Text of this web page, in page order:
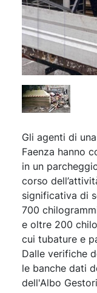
Gli agenti di
Faenza hanno
in un
corso
significativa di
700
e oltre 200
cui tubature e
Dalle verifiche
le banche dati
dell'Albo